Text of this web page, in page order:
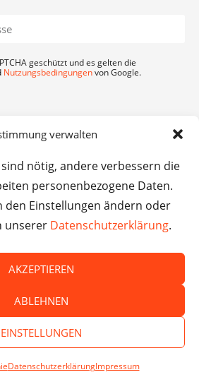
verwalten
sind nötig, andere verbessern die
personenbezogene Daten.
den Einstellungen ändern oder
unserer Datenschutzerklärung.
AKZEPTIEREN
ABLEHNEN
EINSTELLUNGEN
DatenschutzerklärungImpressum
SPENDEN
geschützt und es gelten die
Nutzungsbedingungenvon Google.
Inhalte externer Websites.